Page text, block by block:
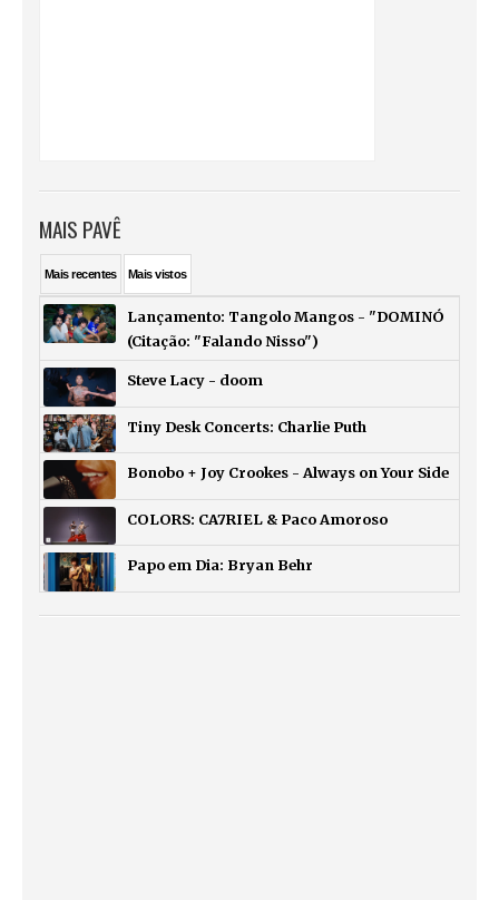
MAIS PAVÊ
Maisrecentes Maisvistos
Lançamento: Tangolo Mangos - "DOMINÓ
(Citação: "Falando Nisso")
Steve Lacy - doom
Tiny Desk Concerts: Charlie Puth
Bonobo + Joy Crookes - Always on Your Side
COLORS: CA7RIEL & Paco Amoroso
Papo em Dia: Bryan Behr